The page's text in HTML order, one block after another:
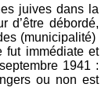
juives dans la
d’être débordé,
(municipalité)
fut immédiate et
1941 :
ou non est